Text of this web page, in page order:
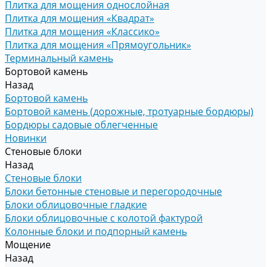
Плитка для мощения однослойная
Плитка для мощения «Квадрат»
Плитка для мощения «Классико»
Плитка для мощения «Прямоугольник»
Терминальный камень
Бортовой камень
Назад
Бортовой камень
Бортовой камень (дорожные, тротуарные бордюры)
Бордюры садовые облегченные
Новинки
Стеновые блоки
Назад
Стеновые блоки
Блоки бетонные стеновые и перегородочные
Блоки облицовочные гладкие
Блоки облицовочные с колотой фактурой
Колонные блоки и подпорный камень
Мощение
Назад